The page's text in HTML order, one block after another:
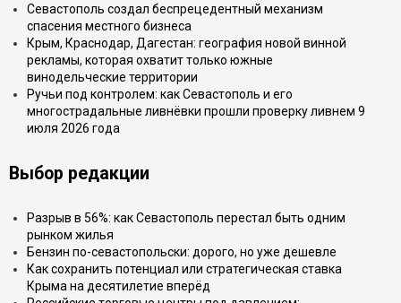
Севастополь создал беспрецедентный механизм
спасения местного бизнеса
Крым, Краснодар, Дагестан: география новой винной
рекламы, которая охватит только южные
винодельческие территории
Ручьи под контролем: как Севастополь и его
многострадальные ливнёвки прошли проверку ливнем 9
июля 2026 года
Выбор редакции
Разрыв в 56%: как Севастополь перестал быть одним
рынком жилья
Бензин по-севастопольски: дорого, но уже дешевле
Как сохранить потенциал или стратегическая ставка
Крыма на десятилетие вперёд